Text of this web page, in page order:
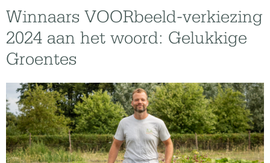
Winnaars VOORbeeld-verkiezing
2024 aan het woord: Gelukkige
Groentes